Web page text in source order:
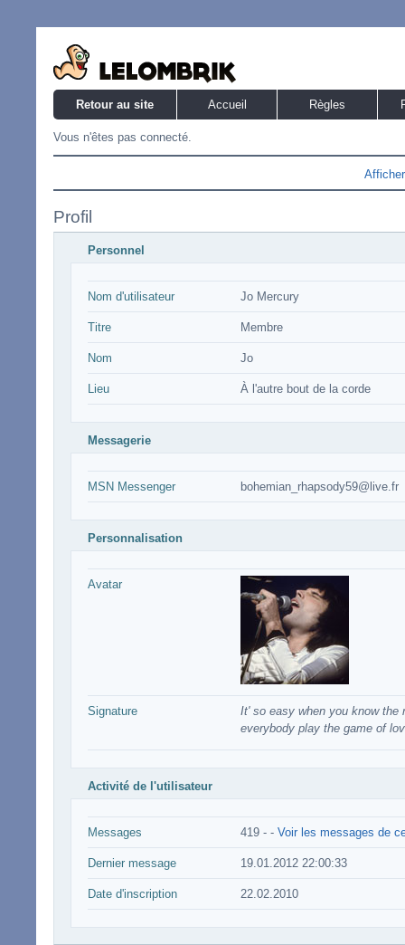
Retour au site Accueil Règles
Vous n'êtes pas connecté.
Profil
Personnel
Nom d'utilisateur Jo Mercury
Titre Membre
Nom Jo
Lieu À l'autre bout de la corde
Messagerie
MSN Messenger bohemian_rhapsody59@live.fr
Personnalisation
Avatar
Signature
It' so easy when you know
everybody play the game of
Activité de l'utilisateur
Messages 419 - - Voir les messages de
Dernier message 19.01.2012 22:00:33
Date d'inscription 22.02.2010